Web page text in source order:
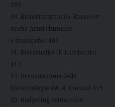
399
90. Bioterrorismo (G. Russo) (v.
anche Armi chimiche
e biologiche) 406
91. Bisessualità (F. Lombardo)
412
92. Brevettazione delle
biotecnologie (M. A. Caruso) 415
93. Budgeting economico